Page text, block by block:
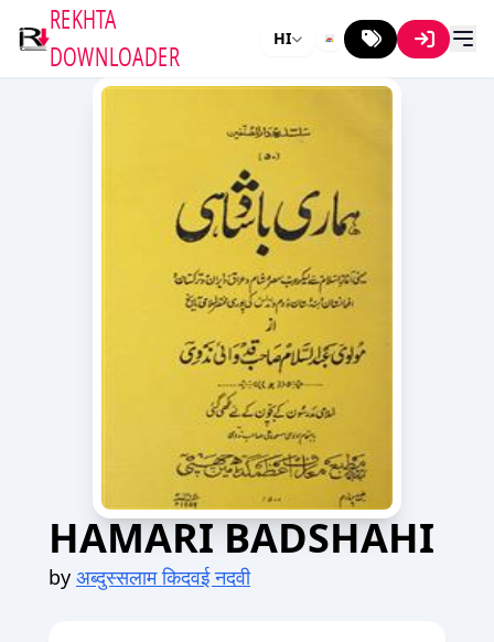
REKHTA
DOWNLOADER
HI
HAMARI BADSHAHI
by अब्दुस्सलाम किदवई नदवी